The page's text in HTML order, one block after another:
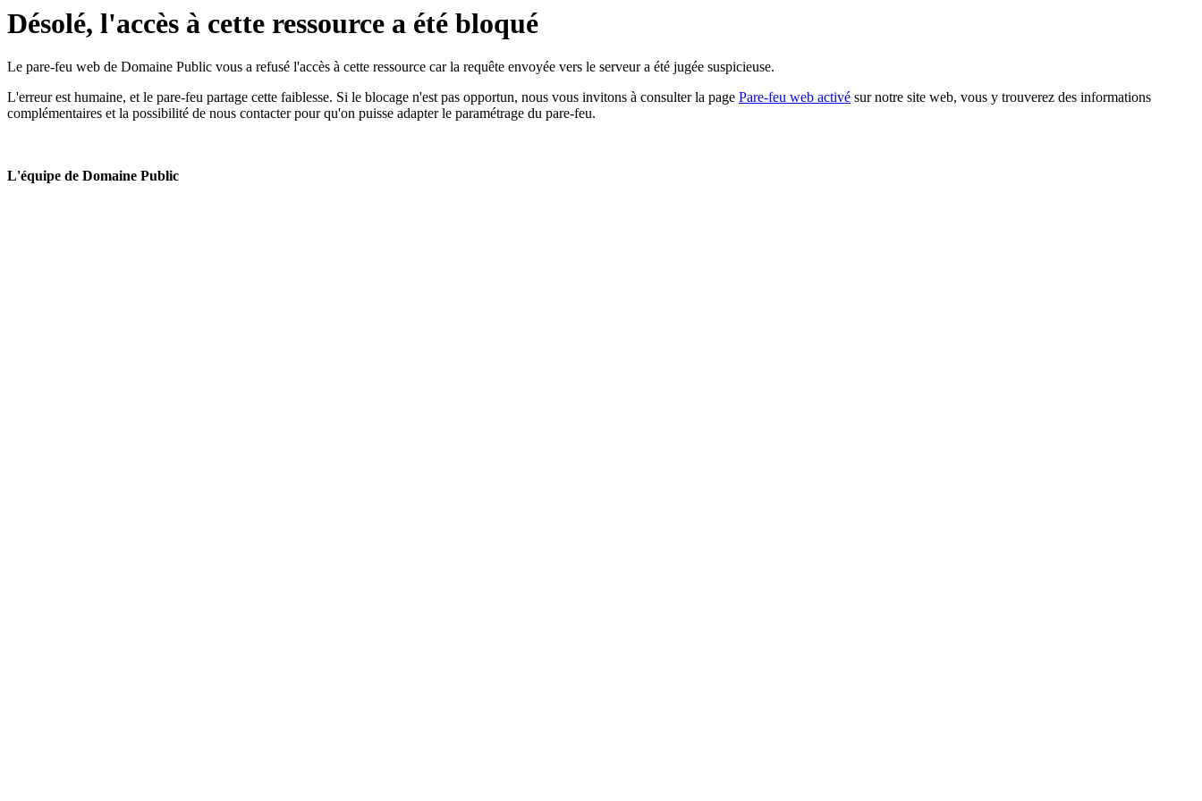
Désolé, l'accès à cette ressource a été bloqué
Le pare-feu web de Domaine Public vous a refusé l'accès à cette ressource car la requête envoyée vers le serveur a été jugée suspicieuse.
L'erreur est humaine, et le pare-feu partage cette faiblesse. Si le blocage n'est pas opportun, nous vous invitons à consulter la page Pare-feu web activé sur notre site web, vous y trouverez des informations
complémentaires et la possibilité de nous contacter pour qu'on puisse adapter le paramétrage du pare-feu.
L'équipe de Domaine Public